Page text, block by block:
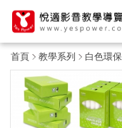
首頁 教學系列 白色環
整